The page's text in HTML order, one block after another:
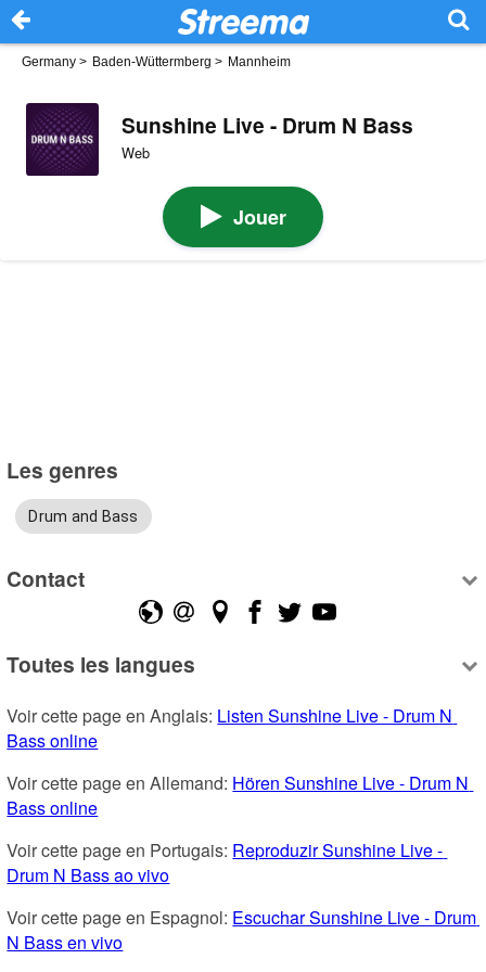
Germany > Baden-Wüttermberg > Mannheim
Sunshine Live - Drum N Bass
Web
Jouer
Les genres
Drum and Bass
Contact
Toutes les langues
Voir cette page en Anglais: Listen Sunshine Live - Drum N
Bass online
Voir cette page en Allemand: Hören Sunshine Live - Drum N
Bass online
Voir cette page en Portugais: Reproduzir Sunshine Live -
Drum N Bass ao vivo
Voir cette page en Espagnol: Escuchar Sunshine Live - Drum
N Bass en vivo